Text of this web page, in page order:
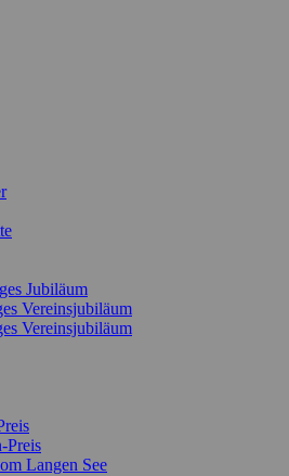
1921 e.V.
Familie
Jubiläum
Vereinsjubiläum
Vereinsjubiläum
Preis
Langen See